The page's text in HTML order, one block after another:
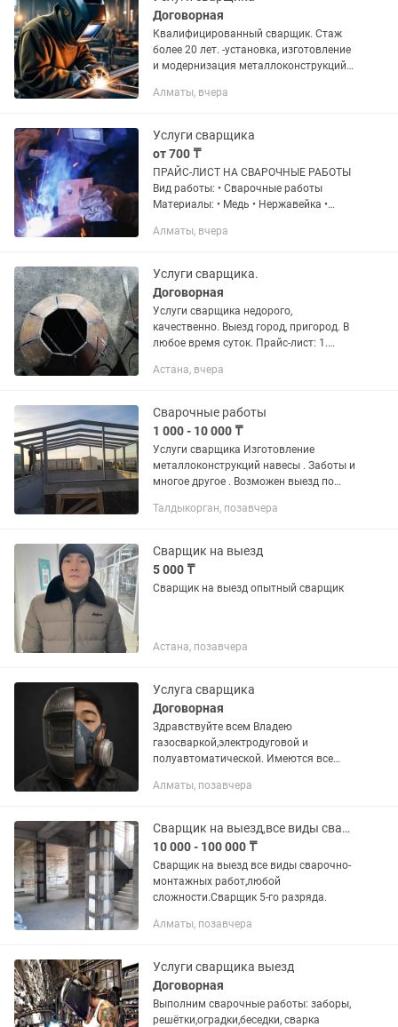
Договорная
Квалифицированный сварщик. Стаж
более 20 лет. -установка, изготовление
и модернизация металлоконструкций
отопления, печей банных,
Алматы, вчера
Услуги сварщика
от 700 ₸
ПРАЙС-ЛИСТ НА СВАРОЧНЫЕ РАБОТЫ
Вид работы: • Сварочные работы
Материалы: • Медь • Нержавейка •
на объект: • Не предоставляется
Алматы, вчера
Услуги сварщика.
Договорная
Услуги сварщика недорого,
качественно. Выезд город, пригород. В
любое время суток. Прайс-лист: 1.
резьб, насосов, кранов, изготовление
Астана, вчера
Сварочные работы
1 000 - 10 000 ₸
Услуги сварщика Изготовление
металлоконструкций навесы . Заботы и
многое другое . Возможен выезд по
пишите Геннадий
Талдыкорган, позавчера
Сварщик на выезд
5 000 ₸
Сварщик на выезд опытный сварщик
Астана, позавчера
Услуга сварщика
Договорная
Здравствуйте всем Владею
газосваркой,электродуговой и
полуавтоматической. Имеются все
онлайн и оффлайн бесплатная. Чем я
топчаны...
Алматы, позавчера
Сварщик на выезд,все виды сварочно монтажных работ,любой сложности.
10 000 - 100 000 ₸
Сварщик на выезд все виды сварочно-
монтажных работ,любой
сложности.Сварщик 5-го разряда.
Алматы, позавчера
Услуги сварщика выезд
Договорная
Выполним сварочные работы: заборы,
решётки,оградки,беседки, сварка